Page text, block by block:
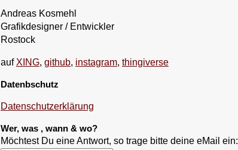
Andreas Kosmehl
Grafikdesigner / Entwickler
Rostock
auf XING, github, instagram, thingiverse
Datenbschutz
Datenschutzerklärung
Wer, was , wann & wo?
Möchtest Du eine Antwort, so trage bitte deine eMail ein: